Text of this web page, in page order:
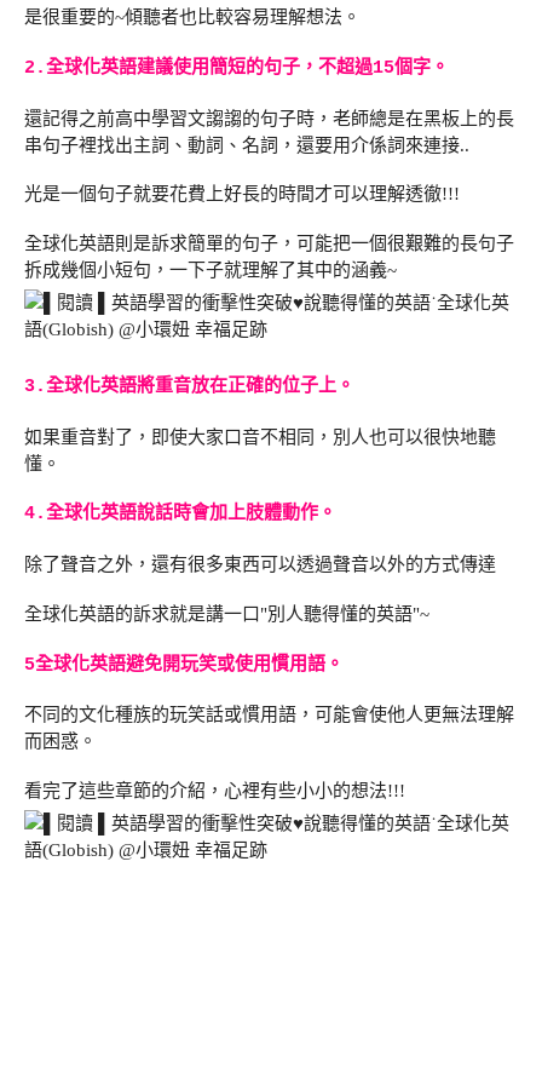
是很重要的~傾聽者也比較容易理解想法。
2.全球化英語建議使用簡短的句子，不超過15個字。
還記得之前高中學習文謅謅的句子時，老師總是在黑板上的長
串句子裡找出主詞、動詞、名詞，還要用介係詞來連接..
光是一個句子就要花費上好長的時間才可以理解透徹!!!
全球化英語則是訴求簡單的句子，可能把一個很艱難的長句子
拆成幾個小短句，一下子就理解了其中的涵義~
3.全球化英語將重音放在正確的位子上。
如果重音對了，即使大家口音不相同，別人也可以很快地聽
懂。
4.全球化英語說話時會加上肢體動作。
除了聲音之外，還有很多東西可以透過聲音以外的方式傳達
全球化英語的訴求就是講一口"別人聽得懂的英語"~
5全球化英語避免開玩笑或使用慣用語。
不同的文化種族的玩笑話或慣用語，可能會使他人更無法理解
而困惑。
看完了這些章節的介紹，心裡有些小小的想法!!!